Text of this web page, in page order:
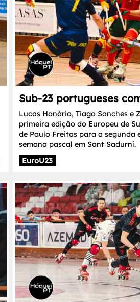
Sub-23 portugueses
Lucas Honório, Tiago Sanches e
primeira edição do Europeu de
de Paulo Freitas para a segunda
semana pascal em Sant Sadurní.
EuroU23